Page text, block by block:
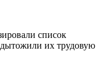
список
их трудовую